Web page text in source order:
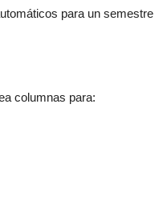
para un semestre
columnas para: